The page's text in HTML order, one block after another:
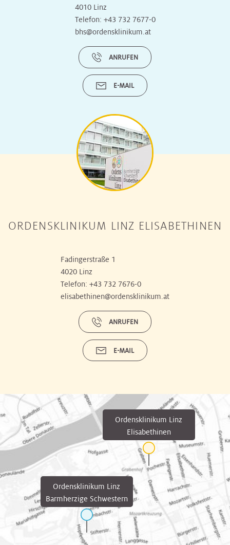
4010 Linz
Telefon: +43 732 7677-0
bhs@ordensklinikum.at
ANRUFEN
E-MAIL
ORDENSKLINIKUM LINZ ELISABETHINEN
Fadingerstraße 1
4020 Linz
Telefon: +43 732 7676-0
elisabethinen@ordensklinikum.at
ANRUFEN
E-MAIL
Ordensklinikum Linz
Barmherzige Schwestern
Ordensklinikum Linz
Elisabethinen